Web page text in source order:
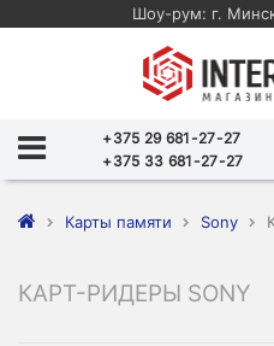
Шоу-рум: г.
+375 29 681-27-27
+375 33 681-27-27
Карты памяти Sony
КАРТ-РИДЕРЫ SONY